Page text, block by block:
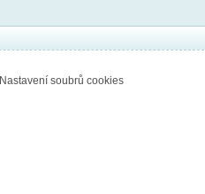
Nastavení soubrů cookies